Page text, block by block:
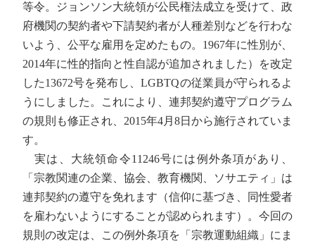
等令。ジョンソン大統領が公民権法成立を受けて、政
府機関の契約者や下請契約者が人種差別などを行わな
いよう、公平な雇用を定めたもの。1967年に性別が、
2014年に性的指向と性自認が追加されました）を改定
した13672号を発布し、LGBTQの従業員が守られるよ
うにしました。これにより、連邦契約遵守プログラム
の規則も修正され、2015年4月8日から施行されていま
す。
実は、大統領命令11246号には例外条項があり、
「宗教関連の企業、協会、教育機関、ソサエティ」は
連邦契約の遵守を免れます（信仰に基づき、同性愛者
を雇わないようにすることが認められます）。今回の
規則の改定は、この例外条項を「宗教運動組織」にま